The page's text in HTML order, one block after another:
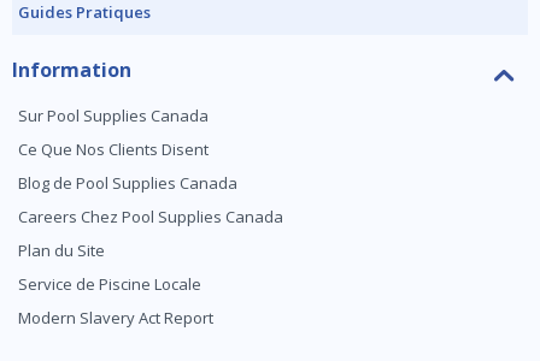
Guides Pratiques
Information
Sur Pool Supplies Canada
Ce Que Nos Clients Disent
Blog de Pool Supplies Canada
Careers Chez Pool Supplies Canada
Plan du Site
Service de Piscine Locale
Modern Slavery Act Report